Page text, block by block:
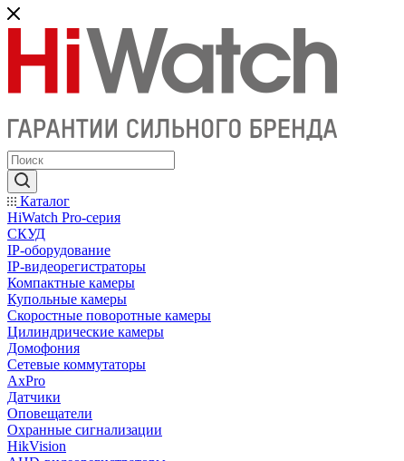
Каталог
HiWatch Pro-серия
CКУД
IP-оборудование
IP-видеорегистраторы
Компактные камеры
Купольные камеры
Скоростные поворотные камеры
Цилиндрические камеры
Домофония
Сетевые коммутаторы
AxPro
Датчики
Оповещатели
Охранные сигнализации
HikVision